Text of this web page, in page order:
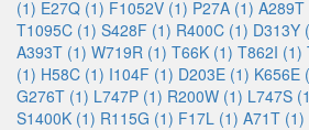
(1) E27Q (1) F1052V (1) P27A (1) A289T
T1095C (1) S428F (1) R400C (1) D313Y
A393T (1) W719R (1) T66K (1) T862I (1)
(1) H58C (1) I104F (1) D203E (1) K656E
G276T (1) L747P (1) R200W (1) L747S
S1400K (1) R115G (1) F17L (1) A71T (1)